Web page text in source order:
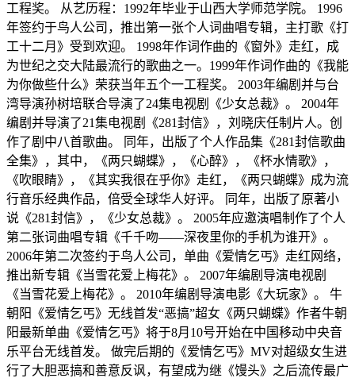
工程奖。 从艺历程：1992年毕业于山西大学师范学院。 1996
年签约于鸟人公司，推出第一张个人词曲唱专辑，主打歌《打
工十二月》受到欢迎。 1998年作词作曲的《窗外》走红，成
为世纪之交大陆最流行的歌曲之一。1999年作词作曲的《我能
为你做些什么》荣获当年五个一工程奖。 2003年编剧并与台
湾导演孙树培联合导演了24集电视剧《少女总裁》。 2004年
编剧并导演了21集电视剧《281封信》，刘晓庆任制片人。创
作了剧中八首歌曲。 同年，出版了个人作品集《281封信歌曲
全集》，其中，《两只蝴蝶》，《心醉》，《杯水情歌》，
《吹眼睛》，《其实我很在乎你》走红，《两只蝴蝶》成为流
行音乐经典作品，倍受全球华人好评。 同年，出版了原著小
说《281封信》，《少女总裁》。 2005年应邀演唱制作了个人
第二张词曲唱专辑《千千吻——深夜里你的手机为谁开》。
2006年第二次签约于鸟人公司，单曲《爱情乞丐》走红网络，
推出新专辑《当雪花爱上梅花》。 2007年编剧导演电视剧
《当雪花爱上梅花》。 2010年编剧导演电影《大玩家》。 牛
朝阳《爱情乞丐》无线首发“恶搞”超女《两只蝴蝶》作者牛朝
阳最新单曲《爱情乞丐》将于8月10号开始在中国移动中央音
乐平台无线首发。 做完后期的《爱情乞丐》MV对超级女生进
行了大胆恶搞和善意反讽，有望成为继《馒头》之后流传最广